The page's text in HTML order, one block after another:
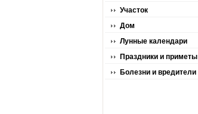
Участок
Дом
Лунные календари
Праздники и приметы
Болезни и вредители